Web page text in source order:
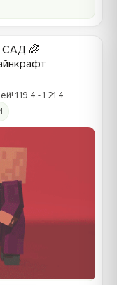
САД 🌈
1.19.4 - 1.21.4